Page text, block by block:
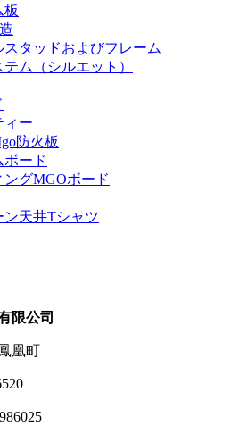
板
タッドおよびフレーム
ム（シルエット）
ィー
防火板
ード
ングMGOボード
ン天井Tシャツ
限公司
凰町